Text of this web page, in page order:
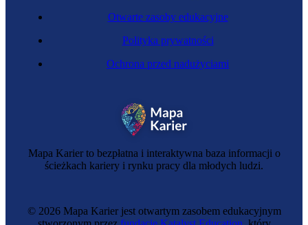
Mapa Karier to bezpłatna i interaktywna baza informacji o
ścieżkach kariery i rynku pracy dla młodych ludzi.
Otwarte zasoby edukacyjne
Polityka prywatności
Ochrona przed nadużyciami
© 2026 Mapa Karier jest otwartym zasobem edukacyjnym